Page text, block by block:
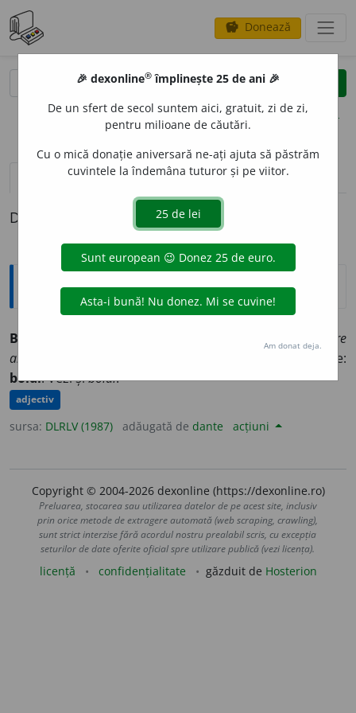
savings Donează
clear
opțiuni
definiții (1)
Definiția cu ID-ul 1139195:
Arhaisme și regionalisme
BOLDIT
Unul spre
alalt cu ochii boldiți căuta.
CANTEMIR, HR. Etimologie:
boldi. Vezi șiboldi.
adjectiv
sursa: DLRLV (1987) adăugată de dante acțiuni
Copyright © 2004-2026 dexonline (https://dexonline.ro)
Preluarea, stocarea sau utilizarea datelor de pe acest site, inclusiv
prin orice metode de extragere automată (web scraping, crawling),
sunt strict interzise fără acordul nostru prealabil scris, cu excepția
seturilor de date oferite oficial spre utilizare publică (vezi licența).
licență confidențialitate găzduit de Hosterion
🎉 dexonline® împlinește 25 de ani 🎉
De un sfert de secol suntem aici, gratuit, zi de zi,
pentru milioane de căutări.
Cu o mică donație aniversară ne-ați ajuta să păstrăm
cuvintele la îndemâna tuturor și pe viitor.
Am donat deja.